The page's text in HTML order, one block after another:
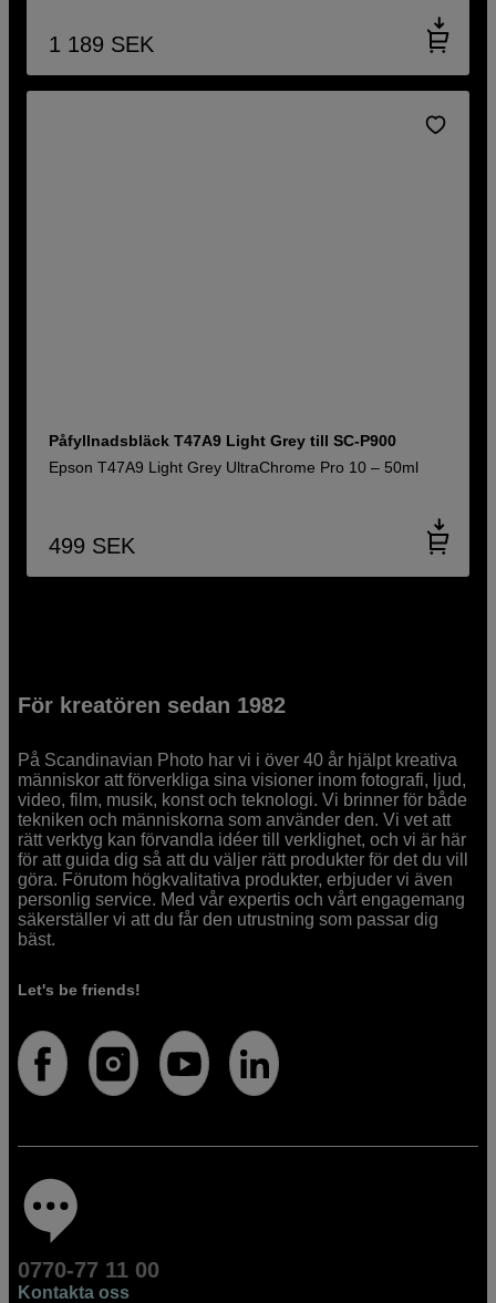
1 189 SEK
Påfyllnadsbläck T47A9 Light Grey till SC-P900
Epson T47A9 Light Grey UltraChrome Pro 10 – 50ml
499 SEK
För kreatören sedan 1982
På Scandinavian Photo har vi i över 40 år hjälpt kreativa
människor att förverkliga sina visioner inom fotografi, ljud,
video, film, musik, konst och teknologi. Vi brinner för både
tekniken och människorna som använder den. Vi vet att
rätt verktyg kan förvandla idéer till verklighet, och vi är här
för att guida dig så att du väljer rätt produkter för det du vill
göra. Förutom högkvalitativa produkter, erbjuder vi även
personlig service. Med vår expertis och vårt engagemang
säkerställer vi att du får den utrustning som passar dig
bäst.
Let's be friends!
0770-77 11 00
Kontakta oss